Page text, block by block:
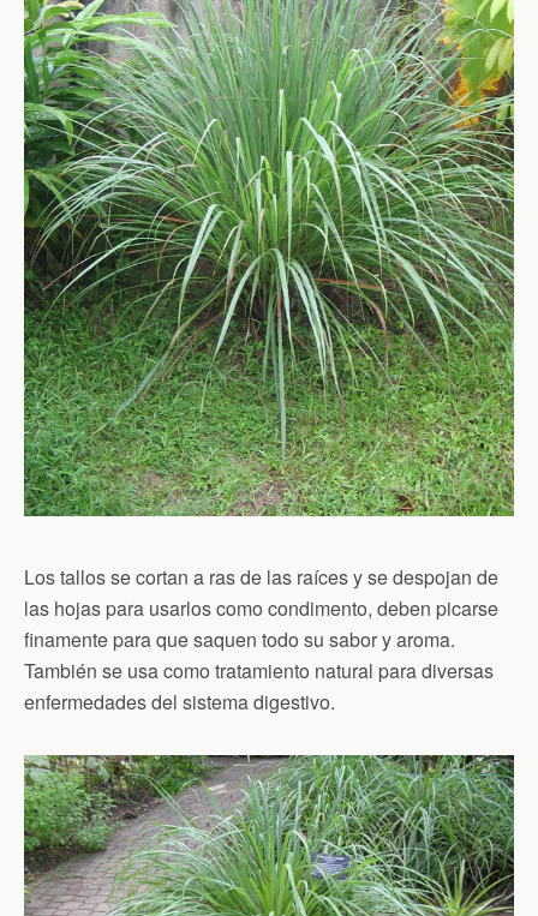
Los tallos se cortan a ras de las raíces y se despojan de
las hojas para usarlos como condimento, deben picarse
finamente para que saquen todo su sabor y aroma.
También se usa como tratamiento natural para diversas
enfermedades del sistema digestivo.